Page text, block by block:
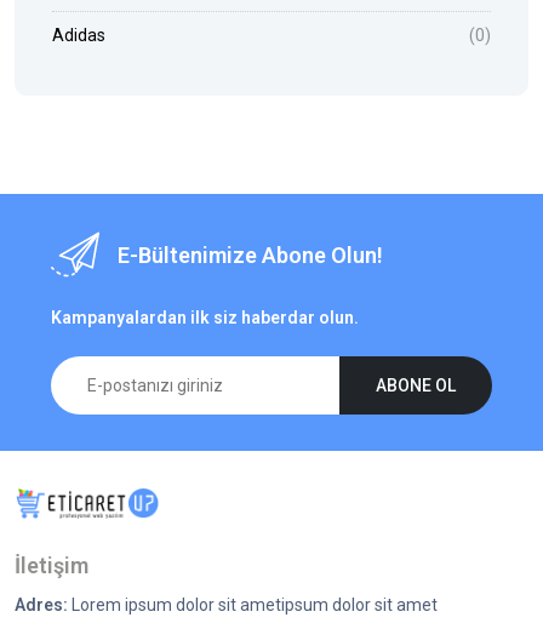
Adidas (0)
E-Bültenimize Abone Olun!
Kampanyalardan ilk siz haberdar olun.
ABONE OL
İletişim
Adres: Lorem ipsum dolor sit ametipsum dolor sit amet